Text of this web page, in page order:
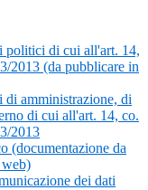
politici di cui all'art. 14,
2013 (da pubblicare in
amministrazione, di
di cui all'art. 14, co.
2013
(documentazione da
dei dati